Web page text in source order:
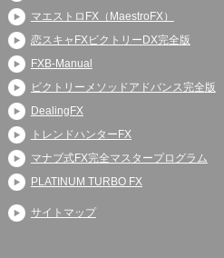
マエストロFX（MaestroFX）
恋スキャFXビクトリーDX完全版
FXB-Manual
ビクトリーメソッドアドバンス完全版
DealingFX
トレンドハンターFX
マナブ式FX完全マスタープログラム
PLATINUM TURBO FX
サイトマップ